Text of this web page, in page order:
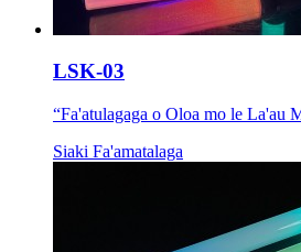
LSK-03
“Fa'atulagaga o Oloa mo le La'au
Siaki Fa'amatalaga